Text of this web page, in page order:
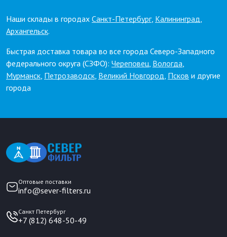
Наши склады в городах Санкт-Петербург, Калининград,
Архангельск.
Быстрая доставка товара во все города Северо-Западного
федерального округа (СЗФО): Череповец, Вологда,
Мурманск, Петрозаводск, Великий Новгород, Псков и другие
города
Оптовые поставки
info@sever-filters.ru
Санкт Петербург
+7 (812) 648-50-49